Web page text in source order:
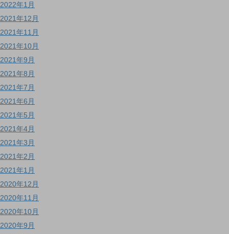
2022年1月
2021年12月
2021年11月
2021年10月
2021年9月
2021年8月
2021年7月
2021年6月
2021年5月
2021年4月
2021年3月
2021年2月
2021年1月
2020年12月
2020年11月
2020年10月
2020年9月